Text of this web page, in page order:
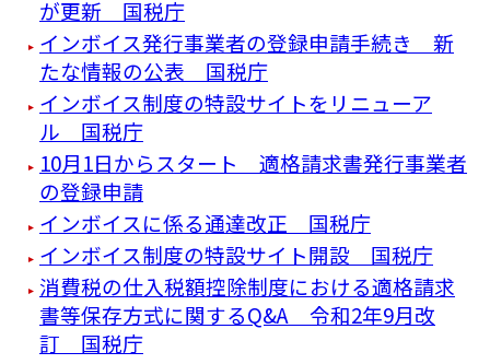
が更新 国税庁
インボイス発行事業者の登録申請手続き 新
たな情報の公表 国税庁
インボイス制度の特設サイトをリニューア
ル 国税庁
10月1日からスタート 適格請求書発行事業者
の登録申請
インボイスに係る通達改正 国税庁
インボイス制度の特設サイト開設 国税庁
消費税の仕入税額控除制度における適格請求
書等保存方式に関するQ&A 令和2年9月改
訂 国税庁